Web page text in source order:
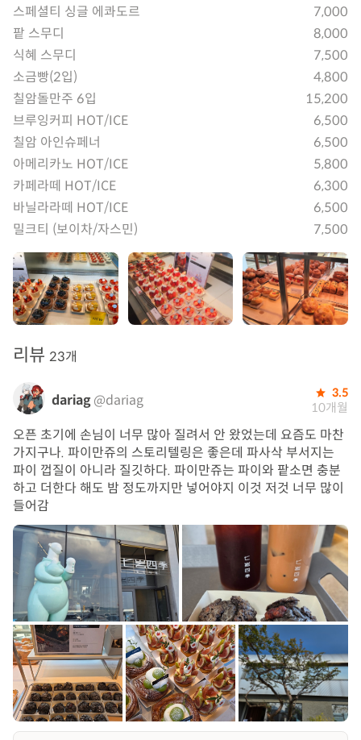
스페셜티 싱글 에콰도르
7,000
팥 스무디
8,000
식혜 스무디
7,500
소금빵(2입)
4,800
칠암돌만주 6입
15,200
브루잉커피 HOT/ICE
6,500
칠암 아인슈페너
6,500
아메리카노 HOT/ICE
5,800
카페라떼 HOT/ICE
6,300
바닐라라떼 HOT/ICE
6,500
밀크티 (보이차/자스민)
7,500
리뷰 23개
dariag @dariag 3.5
10개월
오픈 초기에 손님이 너무 많아 질려서 안 왔었는데 요즘도 마찬
가지구나. 파이만쥬의 스토리텔링은 좋은데 파사삭 부서지는
파이 껍질이 아니라 질깃하다. 파이만쥬는 파이와 팥소면 충분
하고 더한다 해도 밤 정도까지만 넣어야지 이것 저것 너무 많이
들어감